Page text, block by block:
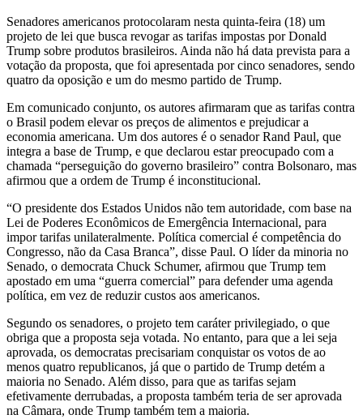
Senadores americanos protocolaram nesta quinta-feira (18) um
projeto de lei que busca revogar as tarifas impostas por Donald
Trump sobre produtos brasileiros. Ainda não há data prevista para a
votação da proposta, que foi apresentada por cinco senadores, sendo
quatro da oposição e um do mesmo partido de Trump.
Em comunicado conjunto, os autores afirmaram que as tarifas contra
o Brasil podem elevar os preços de alimentos e prejudicar a
economia americana. Um dos autores é o senador Rand Paul, que
integra a base de Trump, e que declarou estar preocupado com a
chamada “perseguição do governo brasileiro” contra Bolsonaro, mas
afirmou que a ordem de Trump é inconstitucional.
“O presidente dos Estados Unidos não tem autoridade, com base na
Lei de Poderes Econômicos de Emergência Internacional, para
impor tarifas unilateralmente. Política comercial é competência do
Congresso, não da Casa Branca”, disse Paul. O líder da minoria no
Senado, o democrata Chuck Schumer, afirmou que Trump tem
apostado em uma “guerra comercial” para defender uma agenda
política, em vez de reduzir custos aos americanos.
Segundo os senadores, o projeto tem caráter privilegiado, o que
obriga que a proposta seja votada. No entanto, para que a lei seja
aprovada, os democratas precisariam conquistar os votos de ao
menos quatro republicanos, já que o partido de Trump detém a
maioria no Senado. Além disso, para que as tarifas sejam
efetivamente derrubadas, a proposta também teria de ser aprovada
na Câmara, onde Trump também tem a maioria.